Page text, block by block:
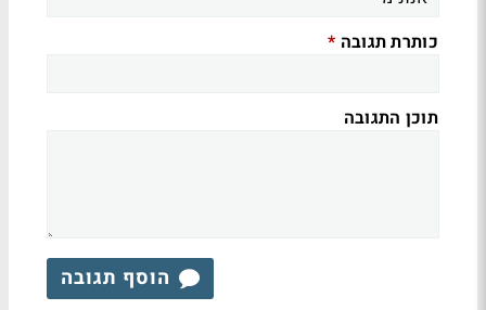
כותרת תגובה *
תוכן התגובה
הוסף תגובה